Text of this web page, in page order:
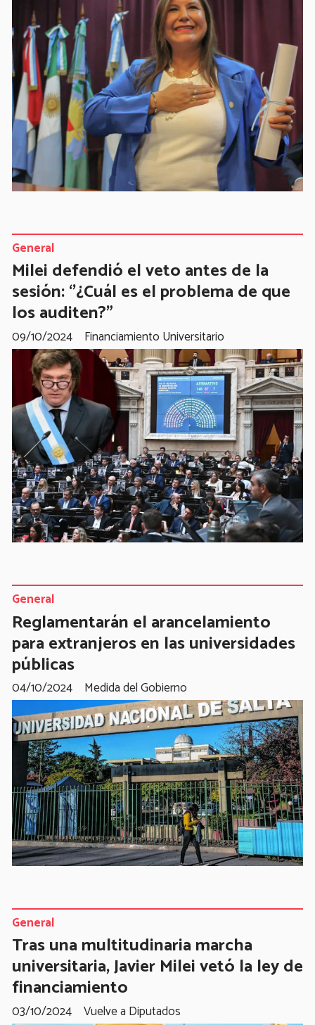
Milei defendió el veto antes de la
sesión: ‘’¿Cuál es el problema de que
los auditen?”
Financiamiento Universitario
General
09/10/2024
Reglamentarán el arancelamiento
para extranjeros en las universidades
públicas
Medida del Gobierno
General
04/10/2024
Tras una multitudinaria marcha
universitaria, Javier Milei vetó la ley de
financiamiento
Vuelve a Diputados
General
03/10/2024